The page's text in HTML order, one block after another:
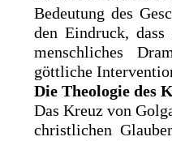
Bedeutung des
den Eindruck,
menschliches
göttliche
Die Theologie des
Das Kreuz von
christlichen